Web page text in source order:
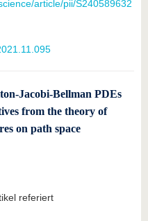
article/pii/S240589632
Jacobi-Bellman PDEs
from the theory of
on path space
referiert